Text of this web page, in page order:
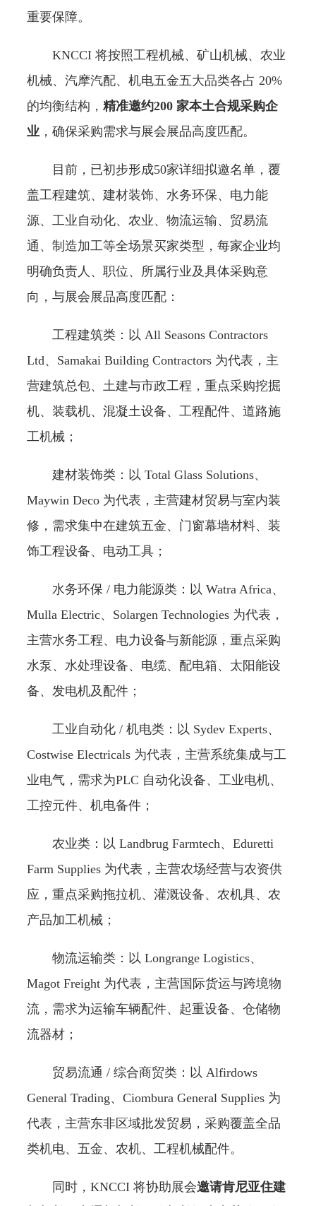
重要保障。
KNCCI 将按照工程机械、矿山机械、农业
机械、汽摩汽配、机电五金五大品类各占 20%
的均衡结构， 精准邀约200 家本土合规采购企
业 ，确保采购需求与展会展品高度匹配。
目前，已初步形成50家详细拟邀名单，覆
盖工程建筑、建材装饰、水务环保、电力能
源、工业自动化、农业、物流运输、贸易流
通、制造加工等全场景买家类型，每家企业均
明确负责人、职位、所属行业及具体采购意
向，与展会展品高度匹配：
工程建筑类：以 All Seasons Contractors
Ltd、Samakai Building Contractors 为代表，主
营建筑总包、土建与市政工程，重点采购挖掘
机、装载机、混凝土设备、工程配件、道路施
工机械；
建材装饰类：以 Total Glass Solutions、
Maywin Deco 为代表，主营建材贸易与室内装
修，需求集中在建筑五金、门窗幕墙材料、装
饰工程设备、电动工具；
水务环保 / 电力能源类：以 Watra Africa、
Mulla Electric、Solargen Technologies 为代表，
主营水务工程、电力设备与新能源，重点采购
水泵、水处理设备、电缆、配电箱、太阳能设
备、发电机及配件；
工业自动化 / 机电类：以 Sydev Experts、
Costwise Electricals 为代表，主营系统集成与工
业电气，需求为PLC 自动化设备、工业电机、
工控元件、机电备件；
农业类：以 Landbrug Farmtech、Eduretti
Farm Supplies 为代表，主营农场经营与农资供
应，重点采购拖拉机、灌溉设备、农机具、农
产品加工机械；
物流运输类：以 Longrange Logistics、
Magot Freight 为代表，主营国际货运与跨境物
流，需求为运输车辆配件、起重设备、仓储物
流器材；
贸易流通 / 综合商贸类：以 Alfirdows
General Trading、Ciombura General Supplies 为
代表，主营东非区域批发贸易，采购覆盖全品
类机电、五金、农机、工程机械配件。
同时，KNCCI 将协助展会邀请肯尼亚住建